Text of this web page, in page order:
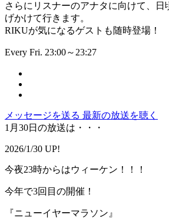
さらにリスナーのアナタに向けて、日
げかけて行きます。
RIKUが気になるゲストも随時登場！
Every Fri. 23:00～23:27
メッセージを送る 最新の放送を聴く
1月30日の放送は・・・
2026/1/30 UP!
今夜23時からはウィーケン！！！
今年で3回目の開催！
『ニューイヤーマラソン』